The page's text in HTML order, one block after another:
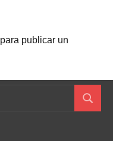
para publicar un
Buscar